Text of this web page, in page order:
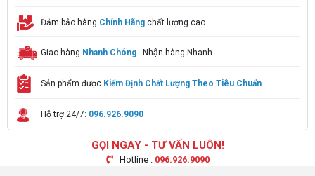
Đảm bảo hàng Chính Hãng chất lượng cao
Giao hàng Nhanh Chóng - Nhận hàng Nhanh
Sản phẩm được Kiểm Định Chất Lượng Theo Tiêu Chuẩn
Hỗ trợ 24/7: 096.926.9090
GỌI NGAY - TƯ VẤN LUÔN!
Hotline : 096.926.9090